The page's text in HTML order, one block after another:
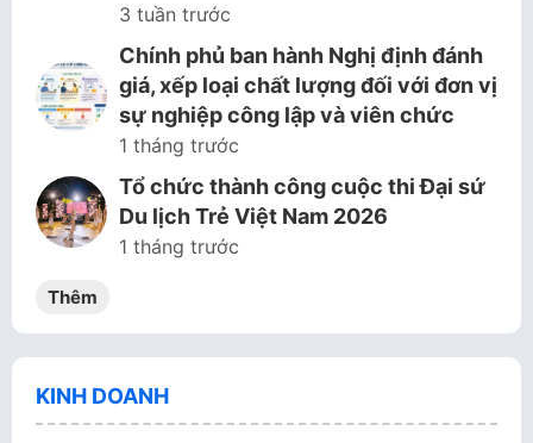
3 tuần trước
Chính phủ ban hành Nghị định đánh
giá, xếp loại chất lượng đối với đơn vị
sự nghiệp công lập và viên chức
1 tháng trước
Tổ chức thành công cuộc thi Đại sứ
Du lịch Trẻ Việt Nam 2026
1 tháng trước
Thêm
KINH DOANH